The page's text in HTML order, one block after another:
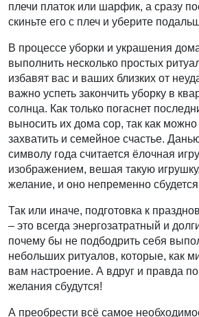
плечи платок или шарфик, а сразу
скиньте его с плеч и уберите
В процессе уборки и украшения
выполнить несколько простых
избавят вас и ваших близких от
важно успеть закончить уборку в
солнца. Как только погаснет
выносить их дома сор, так как
захватить и семейное счастье.
символу года считается ёлочная
изображением, вешая такую
желание, и оно непременно
Так или иначе, подготовка к
– это всегда энергозатратный и
почему бы не подбодрить себя
небольших ритуалов, которые, как
вам настроение. А вдруг и правда
желания сбудутся!
А преобрести всё самое